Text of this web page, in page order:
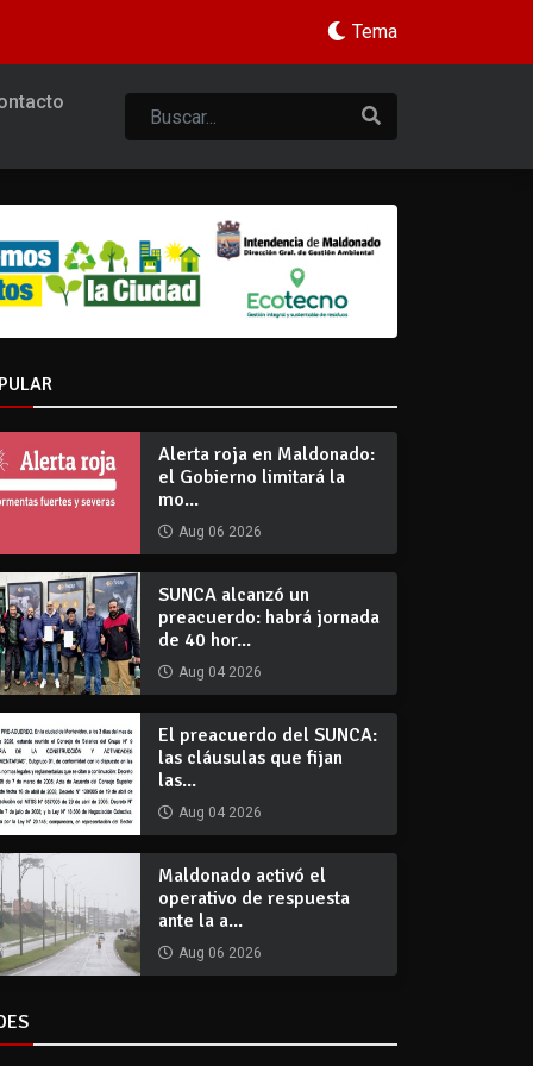
Tema
Alerta roja en Maldonado:
el Gobierno limitará la
mo...
Aug 06 2026
SUNCA alcanzó un
preacuerdo: habrá jornada
de 40 hor...
Aug 04 2026
El preacuerdo del SUNCA:
las cláusulas que fijan
las...
Aug 04 2026
Maldonado activó el
operativo de respuesta
ante la a...
Aug 06 2026